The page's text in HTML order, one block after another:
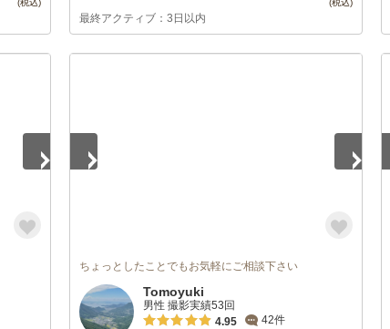
最終アクティブ：3日以内
ちょっとしたことでもお気軽にご相談下さい
Tomoyuki
男性 撮影実績53回
4.95
42件